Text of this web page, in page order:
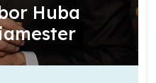
Huba